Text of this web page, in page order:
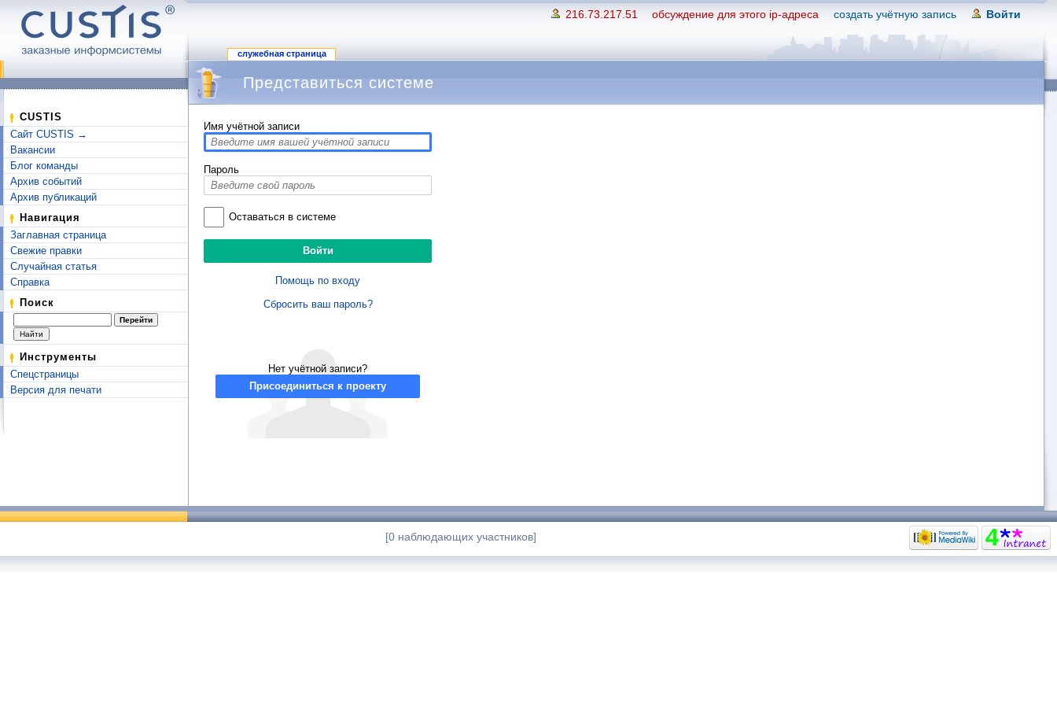
216.73.217.51 обсуждение для этого ip-адреса создать учётную запись Войти
служебная страница
CUSTIS
Сайт CUSTIS →
Вакансии
Блог команды
Архив событий
Архив публикаций
Навигация
Заглавная страница
Свежие правки
Случайная статья
Справка
Поиск
Инструменты
Спецстраницы
Версия для печати
Представиться системе
Имя учётной записи
Пароль
Оставаться в системе
Помощь по входу
Сбросить ваш пароль?
Нет учётной записи?
Присоединиться к проекту
[0 наблюдающих участников]